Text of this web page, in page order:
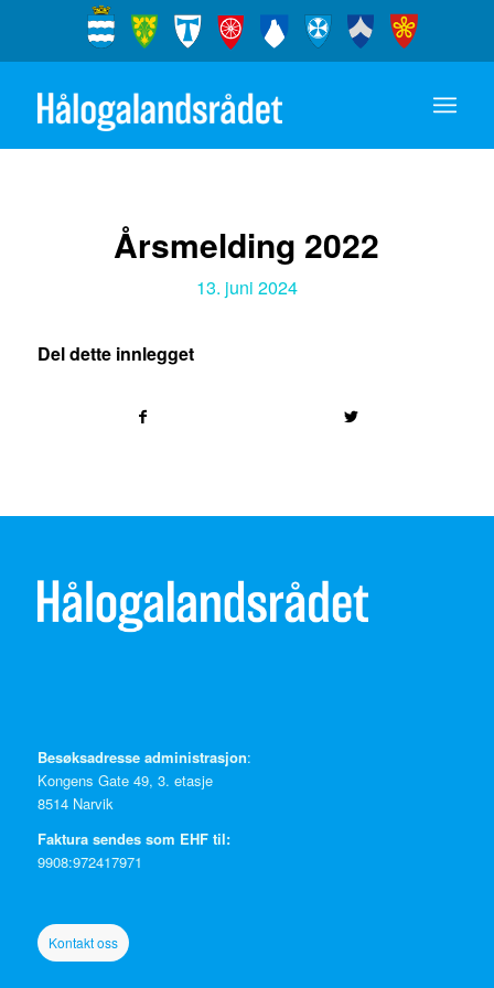
Årsmelding 2022
13. juni 2024
Del dette innlegget
Besøksadresse administrasjon:
Kongens Gate 49, 3. etasje
8514 Narvik
Faktura sendes som EHF til:
9908:972417971
Kontakt oss